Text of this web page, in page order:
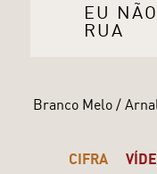
EU
RUA
Branco Melo /
CIFRA